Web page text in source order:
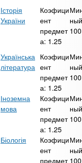
Історія
України
Коэфици
ент
предмет
а: 1.25
100
Українська
література
Коэфици
ент
предмет
а: 1.25
100
Іноземна
мова
Коэфици
ент
предмет
а: 1.25
100
Біологія
Коэфици
ент
предмет 100